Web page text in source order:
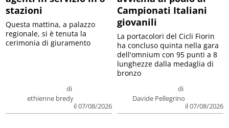
stazioni
di
ethienne bredy
il 07/08/2026
Questa mattina, a palazzo
regionale, si è tenuta la
cerimonia di giuramento
Campionati Italiani
giovanili
di
Davide Pellegrino
il 07/08/2026
La portacolori del Cicli Fiorin
ha concluso quinta nella gara
dell'omnium con 95 punti a 8
lunghezze dalla medaglia di
bronzo